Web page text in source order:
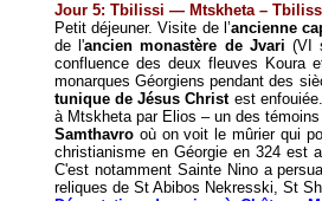
Jour 5: Tbilissi — Mtskheta –
Petit déjeuner. Visite de l’ancienne
de l'ancien monastère de Jvari (VI
confluence des deux fleuves Koura
monarques Géorgiens pendant des
tunique de Jésus Christest
à Mtskheta par Elios – un des
Samthavro où on voit le mûrier qui
christianisme en Géorgie en 324 est
C'est notamment Sainte Nino a
reliques de St Abibos Nekresski, St